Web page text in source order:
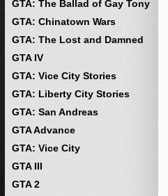
GTA: The Ballad of Gay Tony
GTA: Chinatown Wars
GTA: The Lost and Damned
GTA IV
GTA: Vice City Stories
GTA: Liberty City Stories
GTA: San Andreas
GTA Advance
GTA: Vice City
GTA III
GTA 2